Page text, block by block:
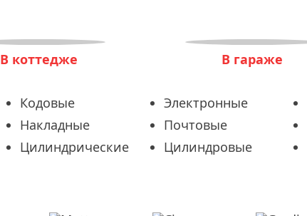
В коттедже В гараже
Кодовые Электронные
Накладные Почтовые
Цилиндрические Цилиндровые